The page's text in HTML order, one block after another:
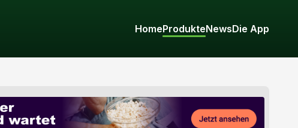
HomeProdukteNewsDie App